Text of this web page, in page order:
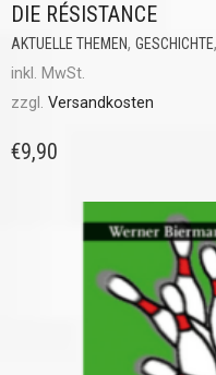
DIE RÉSISTANCE
AKTUELLE THEMEN, GESCHICHTE,
inkl. MwSt.
zzgl. Versandkosten
€9,90